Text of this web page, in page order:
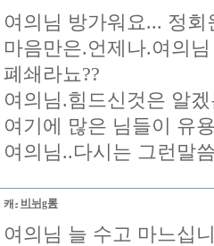
여의님 방가워요... 정
마음만은.언제나.여의
폐쇄라뇨??
여의님.힘드신것은 알
여기에 많은 님들이 유
여의님..다시는 그런말
비뉘g롱
여의님 늘 수고 마느십